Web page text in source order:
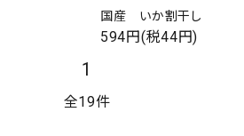
国産 いか割干し
594円(税44円)
1
全19件